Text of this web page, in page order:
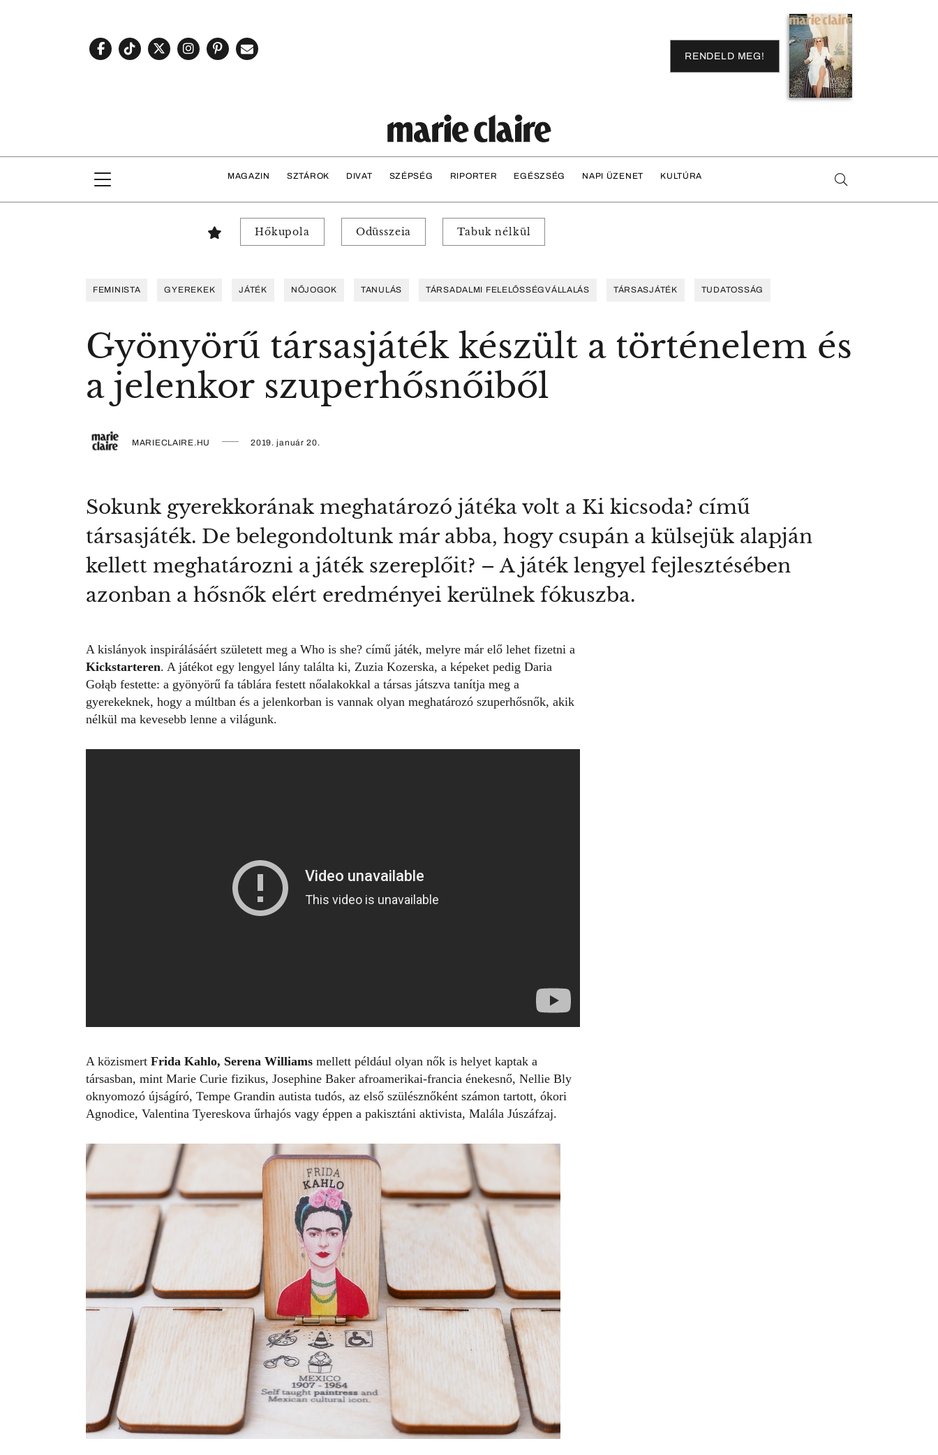
RENDELD MEG!
MAGAZIN SZTÁROK DIVAT SZÉPSÉG RIPORTER EGÉSZSÉG NAPI ÜZENET KULTÚRA
Hőkupola Odüsszeia Tabuk nélkül
FEMINISTA GYEREKEK JÁTÉK NŐJOGOK TANULÁS TÁRSADALMI FELELŐSSÉGVÁLLALÁS TÁRSASJÁTÉK TUDATOSSÁG
Gyönyörű társasjáték készült a történelem és
a jelenkor szuperhősnőiből
MARIECLAIRE.HU 2019. január 20.
Sokunk gyerekkorának meghatározó játéka volt a Ki kicsoda? című
társasjáték. De belegondoltunk már abba, hogy csupán a külsejük alapján
kellett meghatározni a játék szereplőit? – A játék lengyel fejlesztésében
azonban a hősnők elért eredményei kerülnek fókuszba.
A kislányok inspirálásáért született meg a Who is she? című játék, melyre már elő lehet fizetni a
Kickstarteren. A játékot egy lengyel lány találta ki, Zuzia Kozerska, a képeket pedig Daria
Gołąb festette: a gyönyörű fa táblára festett nőalakokkal a társas játszva tanítja meg a
gyerekeknek, hogy a múltban és a jelenkorban is vannak olyan meghatározó szuperhősnők, akik
nélkül ma kevesebb lenne a világunk.
A közismert Frida Kahlo, Serena Williams mellett például olyan nők is helyet kaptak a
társasban, mint Marie Curie fizikus, Josephine Baker afroamerikai-francia énekesnő, Nellie Bly
oknyomozó újságíró, Tempe Grandin autista tudós, az első szülésznőként számon tartott, ókori
Agnodice, Valentina Tyereskova űrhajós vagy éppen a pakisztáni aktivista, Malála Júszáfzaj.